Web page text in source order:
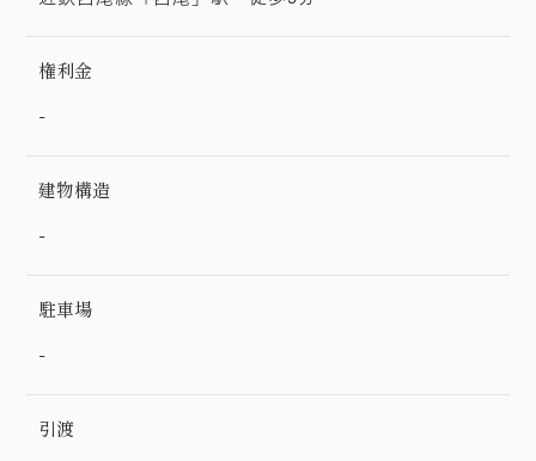
権利金
-
建物構造
-
駐車場
-
引渡